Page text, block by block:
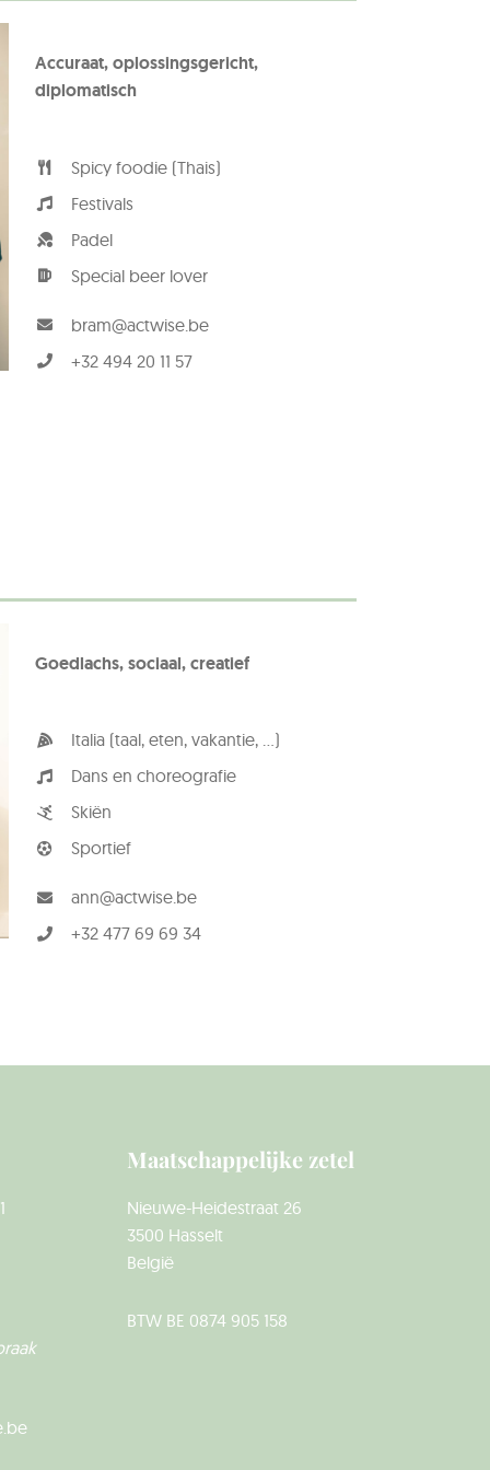
Accuraat, oplossingsgericht,
diplomatisch
Spicy foodie (Thais)
Festivals
Padel
Special beer lover
bram@actwise.be
+32 494 20 11 57
Goedlachs, sociaal, creatief
Italia (taal, eten, vakantie, ...)
Dans en choreografie
Skiën
Sportief
ann@actwise.be
+32 477 69 69 34
Maatschappelijke zetel
Nieuwe-Heidestraat 26
3500 Hasselt
België
BTW BE 0874 905 158